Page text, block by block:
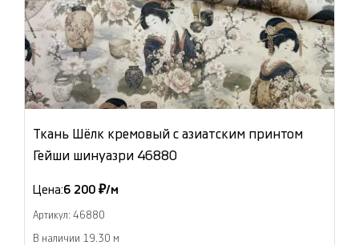
Ткань Шёлк кремовый с азиатским принтом
Гейши шинуазри 46880
Цена:6 200 ₽/м
Артикул: 46880
В наличии 19.30 м